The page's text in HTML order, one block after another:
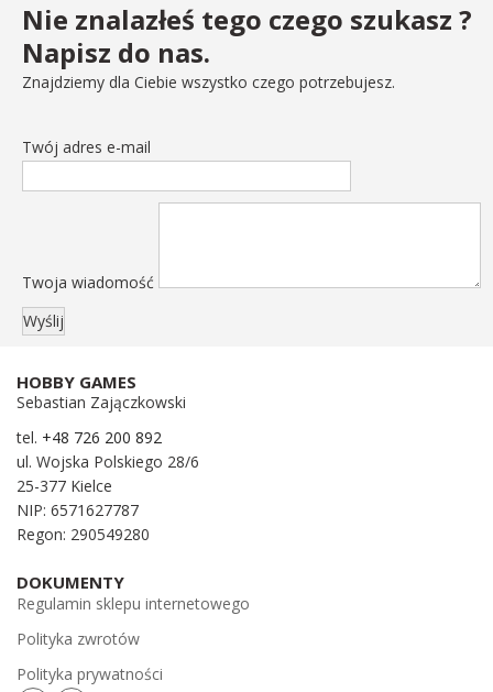
Nie znalazłeś tego czego szukasz ?
Napisz do nas.
Znajdziemy dla Ciebie wszystko czego potrzebujesz.
Twój adres e-mail
Twoja wiadomość
HOBBY GAMES
Sebastian Zajączkowski
tel. +48 726 200 892
ul. Wojska Polskiego 28/6
25-377 Kielce
NIP: 6571627787
Regon: 290549280
DOKUMENTY
Regulamin sklepu internetowego
Polityka zwrotów
Polityka prywatności